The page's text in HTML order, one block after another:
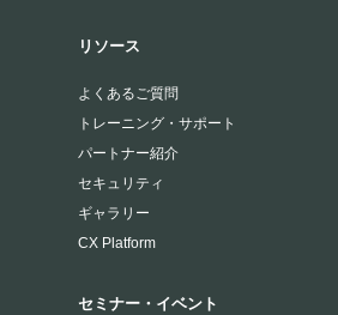
リソース
よくあるご質問
トレーニング・サポート
パートナー紹介
セキュリティ
ギャラリー
CX Platform
セミナー・イベント